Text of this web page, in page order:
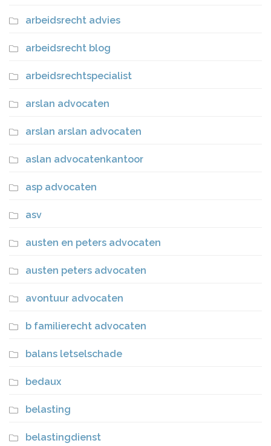
arbeidsrecht advies
arbeidsrecht blog
arbeidsrechtspecialist
arslan advocaten
arslan arslan advocaten
aslan advocatenkantoor
asp advocaten
asv
austen en peters advocaten
austen peters advocaten
avontuur advocaten
b familierecht advocaten
balans letselschade
bedaux
belasting
belastingdienst